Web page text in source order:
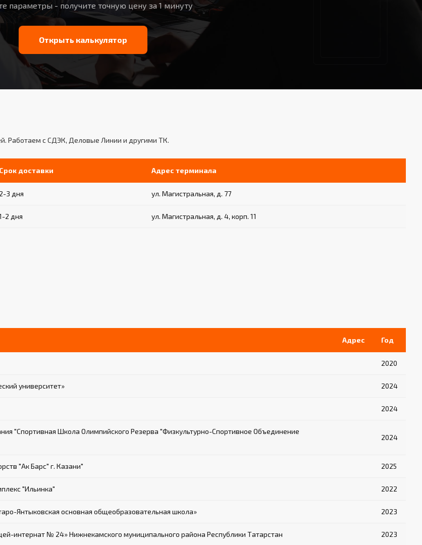
параметры - получите точную цену за 1 минуту
Открыть калькулятор
Работаем с СДЭК, Деловые Линии и другими ТК.
Срок доставки Адрес терминала
2-3 дня ул. Магистральная, д. 77
2 дня ул. Магистральная, д. 4, корп. 11
Адрес Год
2020
университет» 2024
2024
"Спортивная Школа Олимпийского Резерва "Физкультурно-Спортивное Объединение
2024
"Ак Барс" г. Казани" 2025
"Ильинка" 2022
Янтыковская основная общеобразовательная школа» 2023
интернат № 24» Нижнекамского муниципального района Республики Татарстан 2023